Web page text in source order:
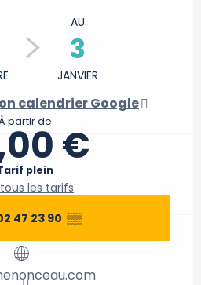
AU
3
JANVIER
calendrier Google
partir de €
plein
les tarifs
47 23 90 ▒▒